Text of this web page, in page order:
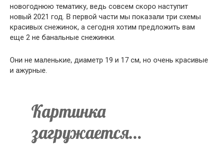
новогоднюю тематику, ведь совсем скоро наступит
новый 2021 год. В первой части мы показали три схемы
красивых снежинок, а сегодня хотим предложить вам
еще 2 не банальные снежинки.
Они не маленькие, диаметр 19 и 17 см, но очень красивые
и ажурные.